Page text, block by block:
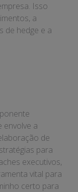
Isso
a
de hedge e a
envolve a
de
para
executivos,
vital para
certo para